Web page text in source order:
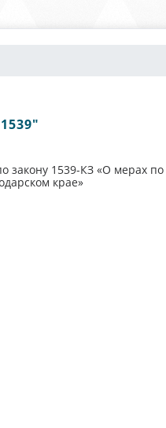
закону 1539-КЗ «О мерах
крае»